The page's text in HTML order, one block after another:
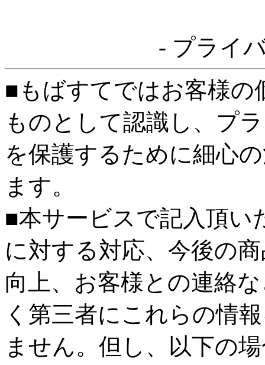
- プライ
■もばすてではお客様の
ものとして認識し、プ
を保護するために細心
ます。
■本サービスで記入頂い
に対する対応、今後の
向上、お客様との連絡
く第三者にこれらの情
ません。但し、以下の